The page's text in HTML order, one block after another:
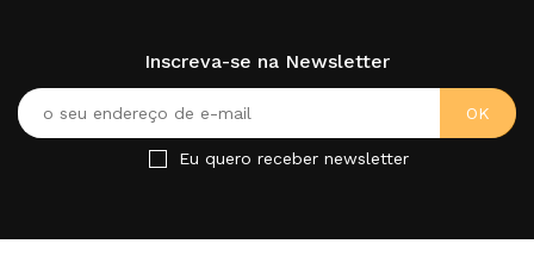
Inscreva-se na Newsletter
Eu quero receber newsletter